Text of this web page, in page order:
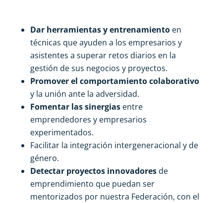
Dar herramientas y entrenamientoen
técnicas que ayuden a los empresarios y
asistentes a superar retos diarios en la
gestión de sus negocios y proyectos.
Promover el comportamiento colaborativo
y la unión ante la adversidad.
Fomentar las sinergiasentre
emprendedores y empresarios
experimentados.
Facilitar la integración intergeneracional y de
género.
Detectar proyectos innovadoresde
emprendimiento que puedan ser
mentorizados por nuestra Federación, con el